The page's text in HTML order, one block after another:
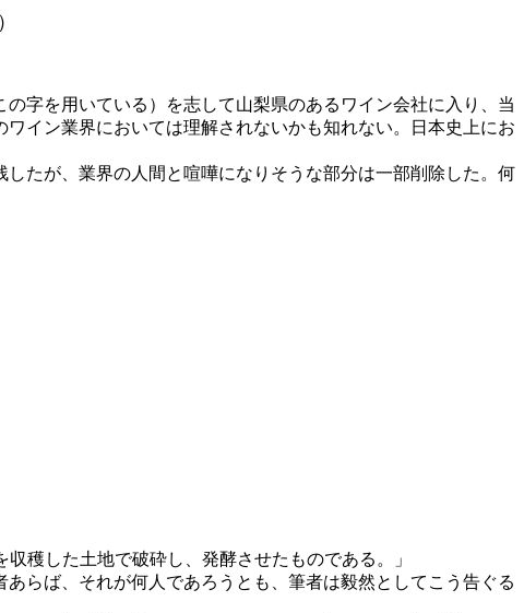
字を用いている）を志して山梨県のあるワイン会社に入り、当
イン業界においては理解されないかも知れない。日本史上にお
たが、業界の人間と喧嘩になりそうな部分は一部削除した。何
穫した土地で破砕し、発酵させたものである。」
らば、それが何人であろうとも、筆者は毅然としてこう告ぐる